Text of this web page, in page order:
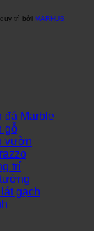
trì bởi MARHUB
đá Marble
gỗ
vườn
trí
gạch